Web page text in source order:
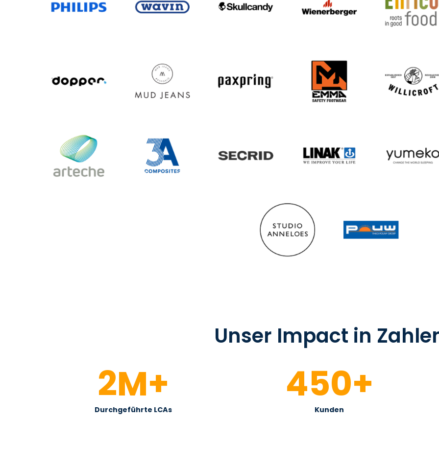
Unser Impact in
Durchgeführte LCAs
2M+
Kunden
450+